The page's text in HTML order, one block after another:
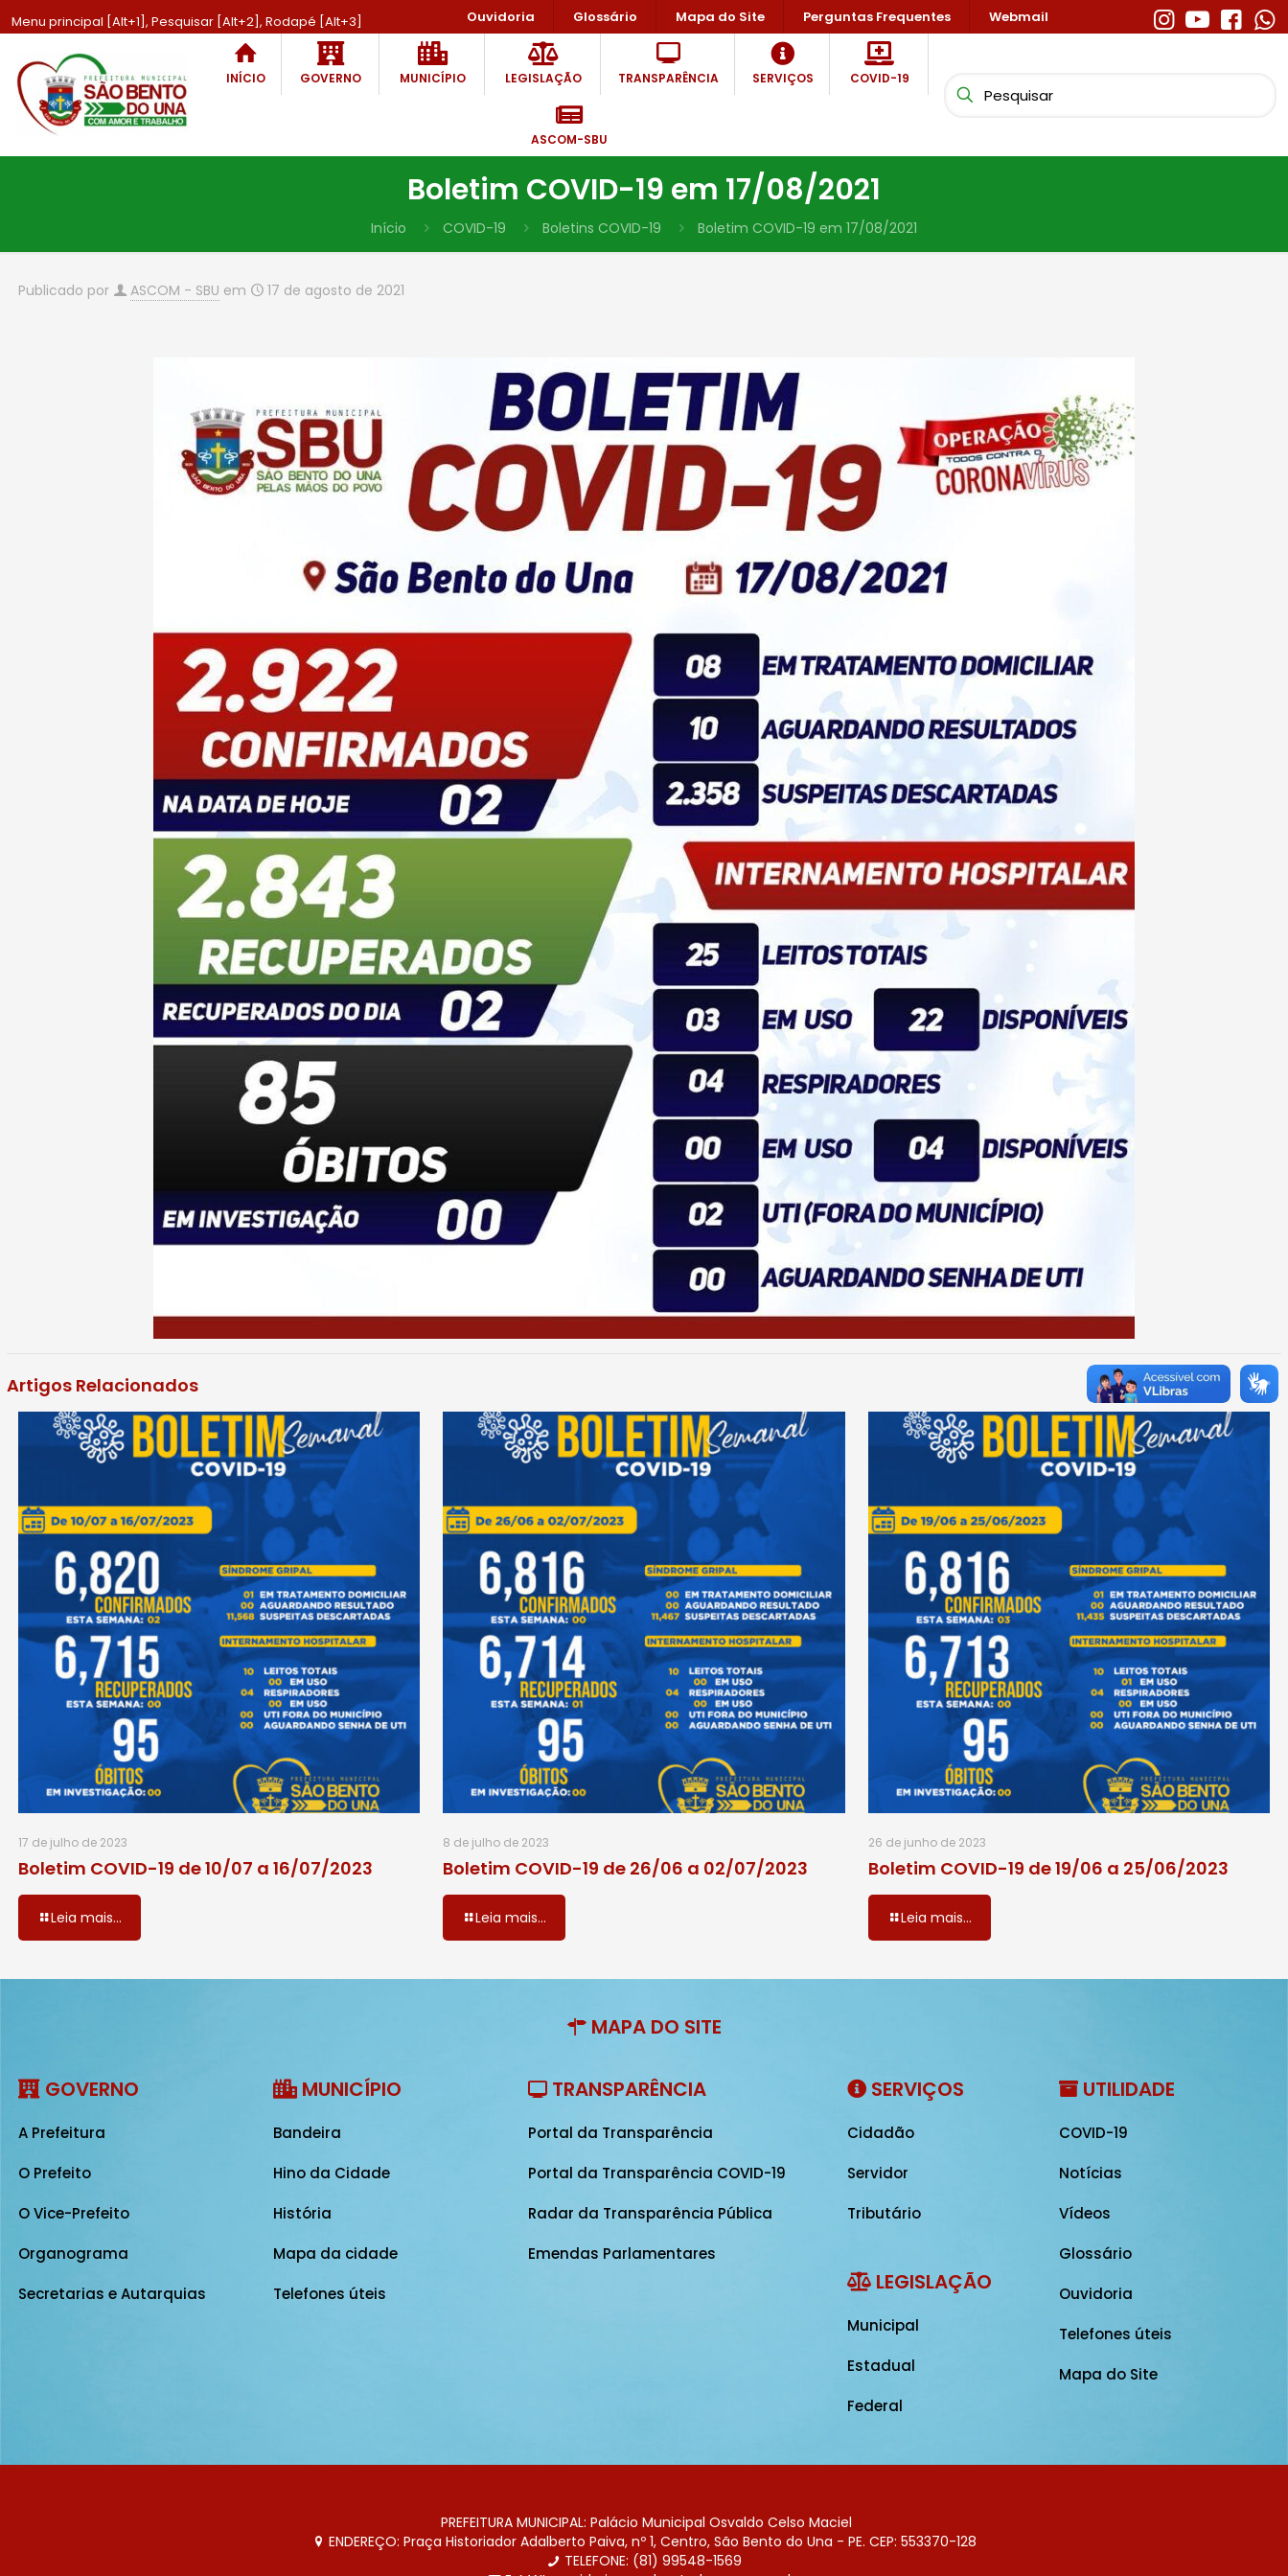
Menu principal [Alt+1], Pesquisar [Alt+2], Rodapé [Alt+3] Ouvidoria Glossário Mapa do Site Perguntas Frequentes Webmail
INÍCIO GOVERNO MUNICÍPIO LEGISLAÇÃO TRANSPARÊNCIA SERVIÇOS COVID-19
ASCOM-SBU
Boletim COVID-19 em 17/08/2021
Início COVID-19 Boletins COVID-19 Boletim COVID-19 em 17/08/2021
Publicado por ASCOM - SBU em 17 de agosto de 2021
Artigos Relacionados
17 de julho de 2023
Boletim COVID-19 de 10/07 a 16/07/2023
Leia mais...
8 de julho de 2023
Boletim COVID-19 de 26/06 a 02/07/2023
Leia mais...
26 de junho de 2023
Boletim COVID-19 de 19/06 a 25/06/2023
Leia mais...
MAPA DO SITE
GOVERNO
A Prefeitura
O Prefeito
O Vice-Prefeito
Organograma
Secretarias e Autarquias
MUNICÍPIO
Bandeira
Hino da Cidade
História
Mapa da cidade
Telefones úteis
TRANSPARÊNCIA
Portal da Transparência
Portal da Transparência COVID-19
Radar da Transparência Pública
Emendas Parlamentares
SERVIÇOS
Cidadão
Servidor
Tributário
LEGISLAÇÃO
Municipal
Estadual
Federal
UTILIDADE
COVID-19
Notícias
Vídeos
Glossário
Ouvidoria
Telefones úteis
Mapa do Site
PREFEITURA MUNICIPAL: Palácio Municipal Osvaldo Celso Maciel
ENDEREÇO: Praça Historiador Adalberto Paiva, nº 1, Centro, São Bento do Una - PE. CEP: 553370-128
TELEFONE: (81) 99548-1569